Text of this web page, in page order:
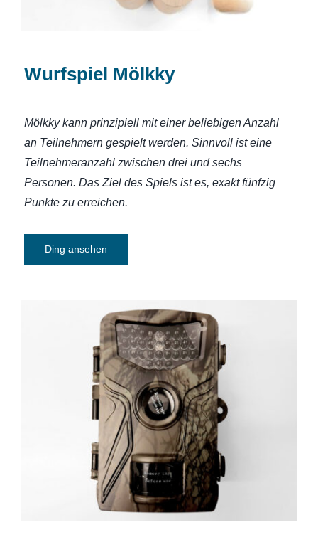
Wurfspiel Mölkky
Mölkky kann prinzipiell mit einer beliebigen Anzahl
an Teilnehmern gespielt werden. Sinnvoll ist eine
Teilnehmeranzahl zwischen drei und sechs
Personen. Das Ziel des Spiels ist es, exakt fünfzig
Punkte zu erreichen.
Ding ansehen
Wildkamera Braun-Photo Scouting Cam
Black575